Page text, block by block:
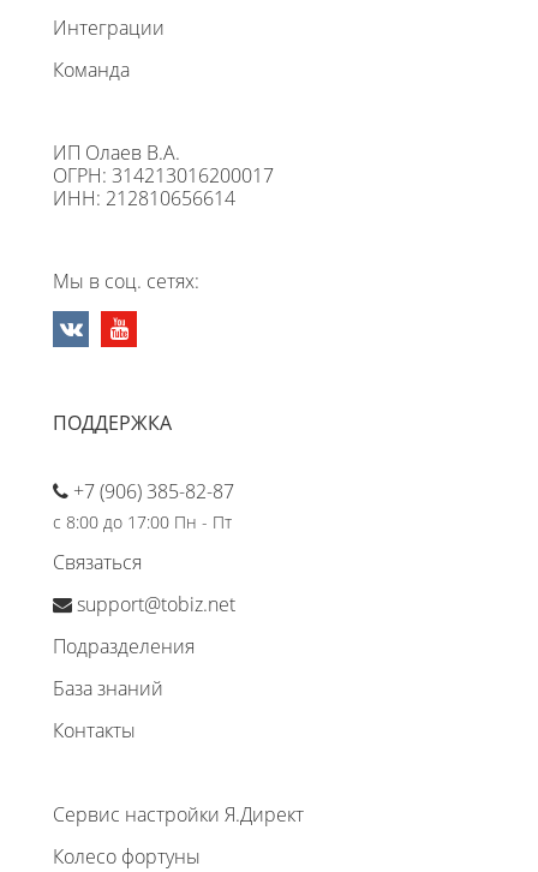
Интеграции
Команда
ИП Олаев В.А.
ОГРН: 314213016200017
ИНН: 212810656614
Мы в соц. сетях:
ПОДДЕРЖКА
+7 (906) 385-82-87
с 8:00 до 17:00 Пн - Пт
Связаться
support@tobiz.net
Подразделения
База знаний
Контакты
Сервис настройки Я.Директ
Колесо фортуны